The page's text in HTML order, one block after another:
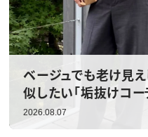
ベージュでも老け見
似したい「垢抜けコー
2026.08.07